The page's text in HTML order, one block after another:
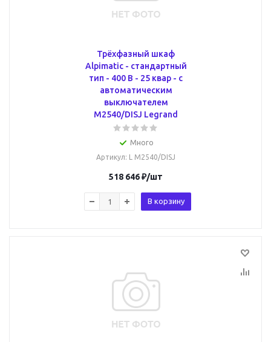
Трёхфазный шкаф
Alpimatic - стандартный
тип - 400 В - 25 квар - c
автоматическим
выключателем
M2540/DISJ Legrand
Много
Артикул: L M2540/DISJ
518 646₽/шт
В корзину